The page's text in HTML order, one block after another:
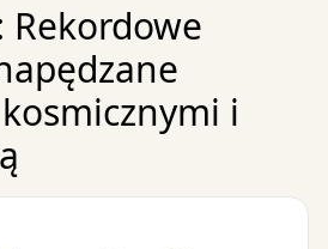
Rekordowe
i